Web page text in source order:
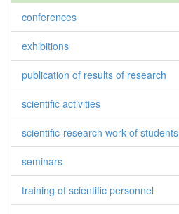
conferences
exhibitions
publication of results of research
scientific activities
scientific-research work of students
seminars
training of scientific personnel